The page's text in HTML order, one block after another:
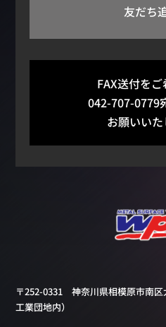
友だち
FAX送付を
042-707-0779
お願いいた
〒252-0331 神奈川県相模原市南区
工業団地内）